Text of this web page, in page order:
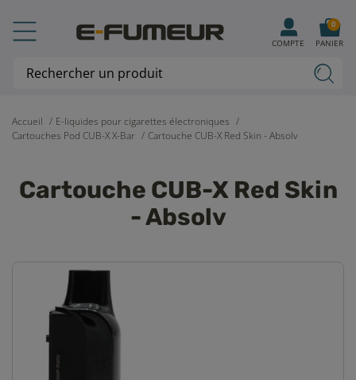
Accueil
E-liquides pour cigarettes électroniques
Cartouches Pod CUB-X X-Bar
Cartouche CUB-X Red Skin - Absolv
Cartouche CUB-X Red Skin
- Absolv
COMPTE PANIER
0